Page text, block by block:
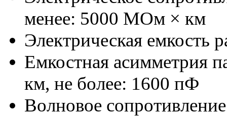
менее: 5000 МОм × км
Электрическая емкость
Емкостная асимметрия
км, не более: 1600 пФ
Волновое